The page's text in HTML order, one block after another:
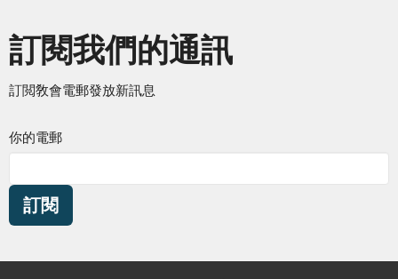
訂閱我們的通訊
訂閲敎會電郵發放新訊息
你的電郵
訂閱